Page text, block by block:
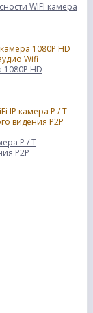
WIFI камера
HD
P / T
P2P